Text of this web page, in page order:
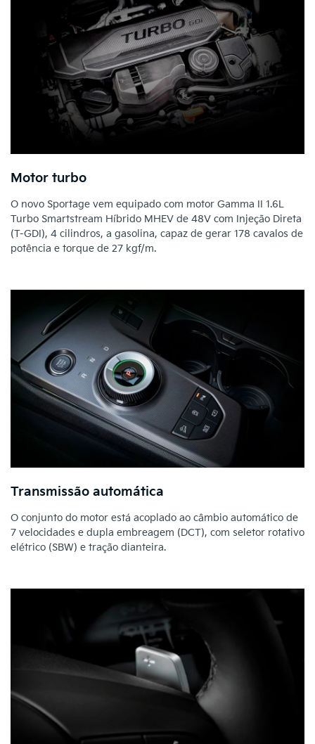
Motor turbo
O novo Sportage vem equipado com motor Gamma II 1.6L
Turbo Smartstream Híbrido MHEV de 48V com Injeção Direta
(T-GDI), 4 cilindros, a gasolina, capaz de gerar 178 cavalos de
potência e torque de 27 kgf/m.
Transmissão automática
O conjunto do motor está acoplado ao câmbio automático de
7 velocidades e dupla embreagem (DCT), com seletor rotativo
elétrico (SBW) e tração dianteira.